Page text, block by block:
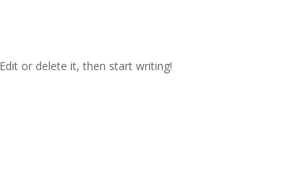
or delete it, then start writing!